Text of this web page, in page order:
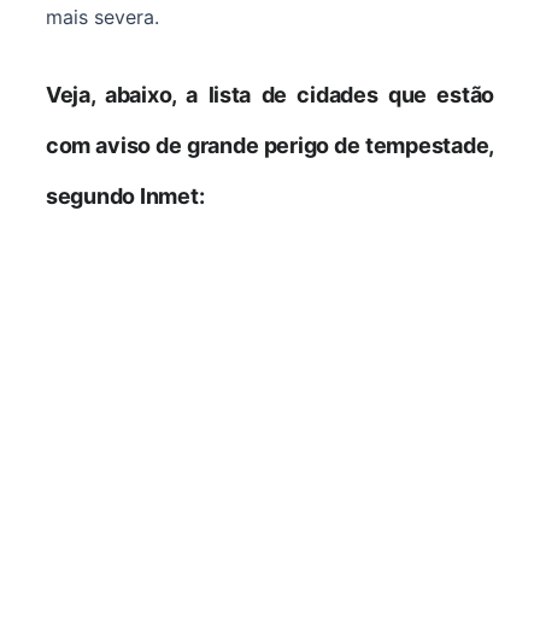
mais severa.
Veja, abaixo, a lista de cidades que estão
com aviso de grande perigo de tempestade,
segundo Inmet: